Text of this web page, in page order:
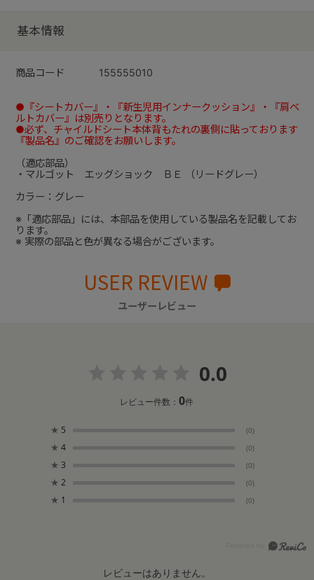
基本情報
商品コード 155555010
●『シートカバー』・『新生児用インナークッション』・『肩ベ
ルトカバー』は別売りとなります。
●必ず、チャイルドシート本体背もたれの裏側に貼っております
『製品名』のご確認をお願いします。
（適応部品）
・マルゴット エッグショック ＢＥ （リードグレー）
カラー：グレー
※「適応部品」には、本部品を使用している製品名を記載してお
ります。
※ 実際の部品と色が異なる場合がございます。
USER REVIEW
ユーザーレビュー
0.0
レビュー件数：0件
★ 5 (0)
★ 4 (0)
★ 3 (0)
★ 2 (0)
★ 1 (0)
レビューはありません。